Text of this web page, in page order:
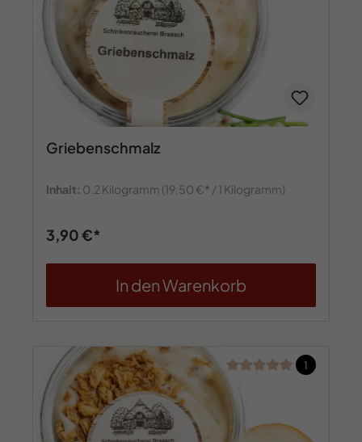
Griebenschmalz
Inhalt: 0.2 Kilogramm (19,50 €* / 1 Kilogramm)
3,90 €*
In den Warenkorb
Durchschnittliche
1